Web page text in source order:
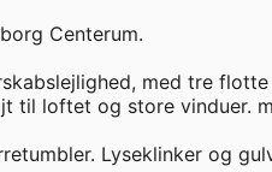
Centerum.
med tre
til loftet og store vinduer.
Lyseklinker og